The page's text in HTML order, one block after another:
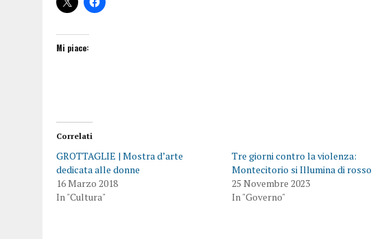
Mi piace:
Correlati
GROTTAGLIE | Mostra d’arte
dedicata alle donne
16 Marzo 2018
In "Cultura"
Tre giorni contro la violenza:
Montecitorio si Illumina di rosso
25 Novembre 2023
In "Governo"